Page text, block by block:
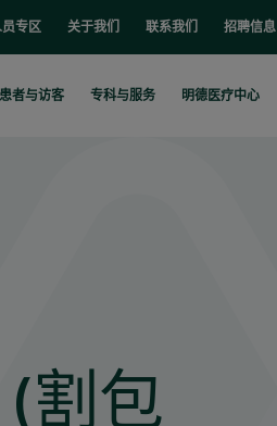
专区 关于我们 联系我们 招聘信息
患者与访客
专科与服务 明德医疗中心
割包